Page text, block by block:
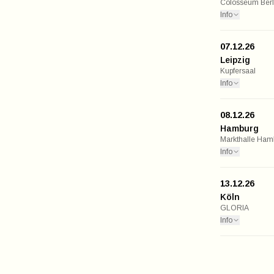
Colosseum
Info
07.12.26
Leipzig
Kupfersaal
Info
08.12.26
Hamburg
Markthalle
Info
13.12.26
Köln
GLORIA
Info